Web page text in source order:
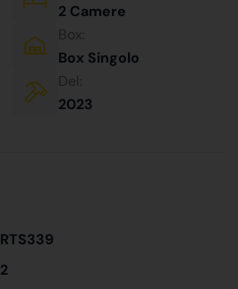
2 Camere
Box:
Box Singolo
Del:
2023
RTS339
2